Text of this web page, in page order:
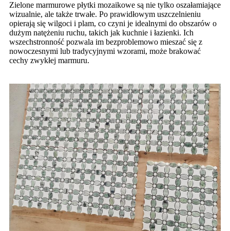
Zielone marmurowe płytki mozaikowe są nie tylko oszałamiające
wizualnie, ale także trwałe. Po prawidłowym uszczelnieniu
opierają się wilgoci i plam, co czyni je idealnymi do obszarów o
dużym natężeniu ruchu, takich jak kuchnie i łazienki. Ich
wszechstronność pozwala im bezproblemowo mieszać się z
nowoczesnymi lub tradycyjnymi wzorami, może brakować
cechy zwykłej marmuru.